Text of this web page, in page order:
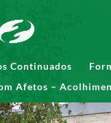
Continuados
Afetos –